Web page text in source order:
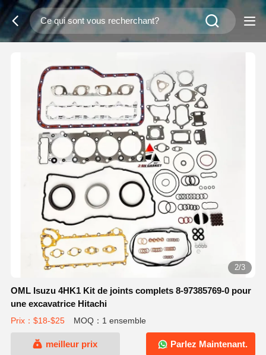
2/3
OML Isuzu 4HK1 Kit de joints complets 8-97385769-0 pour
une excavatrice Hitachi
Prix：$18-$25 MOQ：1 ensemble
meilleur prix Parlez Maintenant.